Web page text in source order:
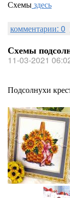
Схемыздесь
комментарии: 0
Схемы
11-03-2021
Подсолнухи